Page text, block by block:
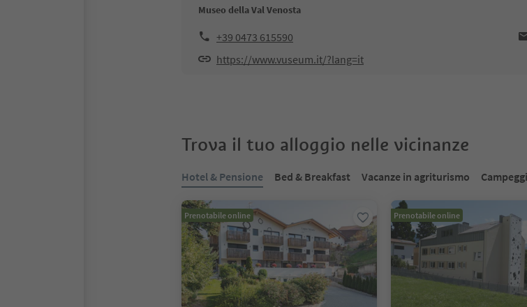
Museo della Val Venosta
+39 0473 615590
https://www.vuseum.it/?lang=it
Trova il tuo alloggio nelle vicinanze
Hotel & Pensione Bed & Breakfast Vacanze in agriturismo
Prenotabile online Prenotabile online